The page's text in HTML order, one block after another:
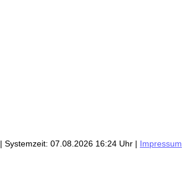
| Systemzeit: 07.08.2026 16:24 Uhr | Impressum